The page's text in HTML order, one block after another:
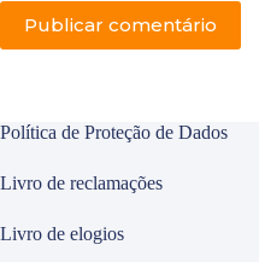
Publicar comentário
Política de Proteção de Dados
Livro de reclamações
Livro de elogios